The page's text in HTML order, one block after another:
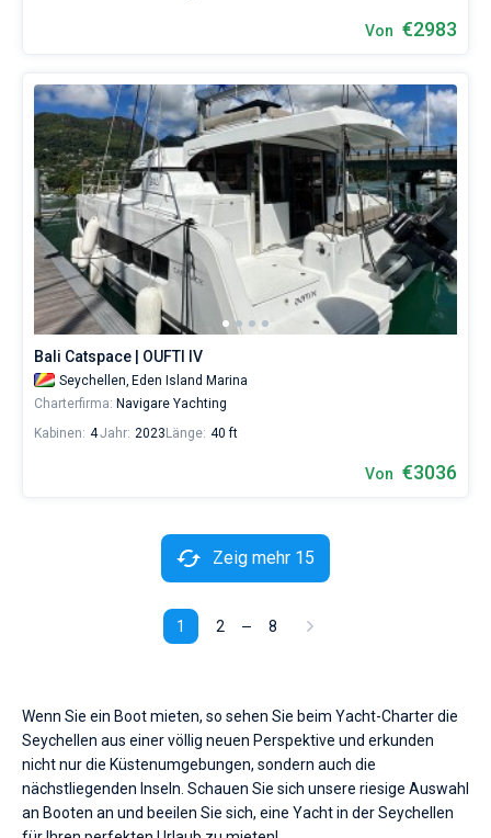
Von €2983
Bali Catspace | OUFTI IV
Seychellen, Eden Island Marina
Charterfirma: Navigare Yachting
Kabinen: 4Jahr: 2023 Länge: 40 ft
Von €3036
1 2 8
Zeig mehr 15
Wenn Sie ein Boot mieten, so sehen Sie beim Yacht-Charter die
Seychellen aus einer völlig neuen Perspektive und erkunden
nicht nur die Küstenumgebungen, sondern auch die
nächstliegenden Inseln. Schauen Sie sich unsere riesige Auswahl
an Booten an und beeilen Sie sich, eine Yacht in der Seychellen